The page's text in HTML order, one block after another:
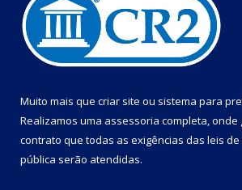
Muito mais que criar site ou sistema para
Realizamos uma assessoria completa, onde
contrato que todas as exigências das leis
pública serão atendidas.